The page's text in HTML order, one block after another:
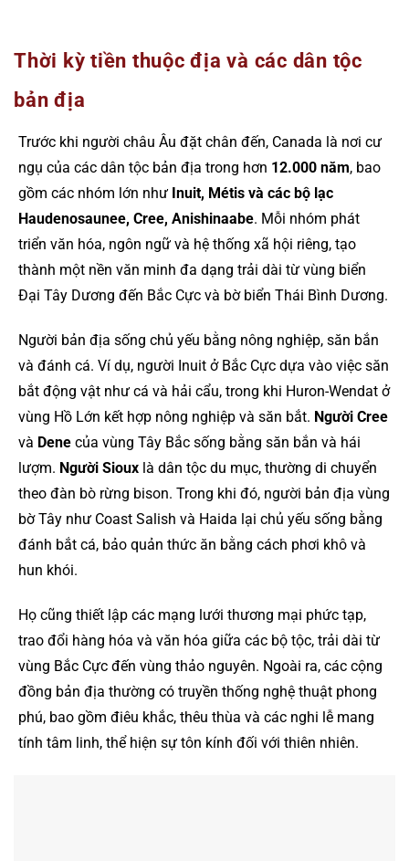
Thời kỳ tiền thuộc địa và các dân tộc
bản địa
Trước khi người châu Âu đặt chân đến, Canada là nơi cư
ngụ của các dân tộc bản địa trong hơn 12.000 năm, bao
gồm các nhóm lớn như Inuit, Métis và các bộ lạc
Haudenosaunee, Cree, Anishinaabe. Mỗi nhóm phát
triển văn hóa, ngôn ngữ và hệ thống xã hội riêng, tạo
thành một nền văn minh đa dạng trải dài từ vùng biển
Đại Tây Dương đến Bắc Cực và bờ biển Thái Bình Dương.
Người bản địa sống chủ yếu bằng nông nghiệp, săn bắn
và đánh cá. Ví dụ, người Inuit ở Bắc Cực dựa vào việc săn
bắt động vật như cá và hải cẩu, trong khi Huron-Wendat ở
vùng Hồ Lớn kết hợp nông nghiệp và săn bắt. Người Cree
và Dene của vùng Tây Bắc sống bằng săn bắn và hái
lượm. Người Sioux là dân tộc du mục, thường di chuyển
theo đàn bò rừng bison. Trong khi đó, người bản địa vùng
bờ Tây như Coast Salish và Haida lại chủ yếu sống bằng
đánh bắt cá, bảo quản thức ăn bằng cách phơi khô và
hun khói.
Họ cũng thiết lập các mạng lưới thương mại phức tạp,
trao đổi hàng hóa và văn hóa giữa các bộ tộc, trải dài từ
vùng Bắc Cực đến vùng thảo nguyên. Ngoài ra, các cộng
đồng bản địa thường có truyền thống nghệ thuật phong
phú, bao gồm điêu khắc, thêu thùa và các nghi lễ mang
tính tâm linh, thể hiện sự tôn kính đối với thiên nhiên.